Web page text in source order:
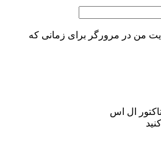
من در مرورگر برای زمانی که
ال اس